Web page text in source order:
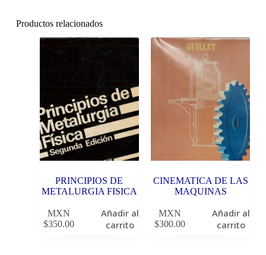
Productos relacionados
PRINCIPIOS DE
METALURGIA FISICA
MXN
$350.00
Añadir al
carrito
CINEMATICA DE LAS
MAQUINAS
MXN
$300.00
Añadir al
carrito